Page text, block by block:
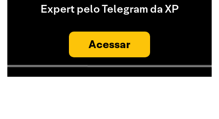
Expert pelo Telegram da XP
Acessar